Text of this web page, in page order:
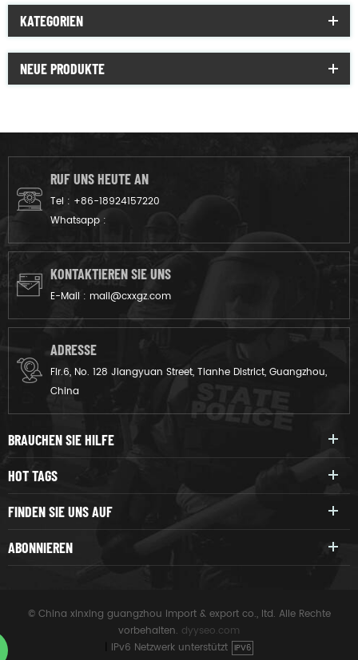
KATEGORIEN
NEUE PRODUKTE
RUF UNS HEUTE AN
Tel : +86-18924157220
Whatsapp :
KONTAKTIEREN SIE UNS
E-Mail : mail@cxxgz.com
ADRESSE
Flr.6, No. 128 Jiangyuan Street, Tianhe District, Guangzhou,
China
BRAUCHEN SIE HILFE
HOT TAGS
FINDEN SIE UNS AUF
ABONNIEREN
© China xinxing guangzhou import & export co., ltd. Alle Rechte
vorbehalten. dyyseo.com
IPv6 Netzwerk unterstützt IPV6